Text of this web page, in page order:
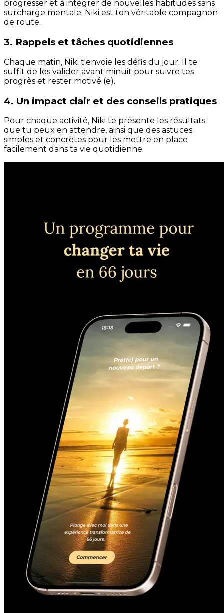
progresser et à intégrer de nouvelles habitudes sans
surcharge mentale. Niki est ton véritable compagnon
de route.
3. Rappels et tâches quotidiennes
Chaque matin, Niki t'envoie les défis du jour. Il te
suffit de les valider avant minuit pour suivre tes
progrès et rester motivé (e).
4. Un impact clair et des conseils pratiques
Pour chaque activité, Niki te présente les résultats
que tu peux en attendre, ainsi que des astuces
simples et concrètes pour les mettre en place
facilement dans ta vie quotidienne.